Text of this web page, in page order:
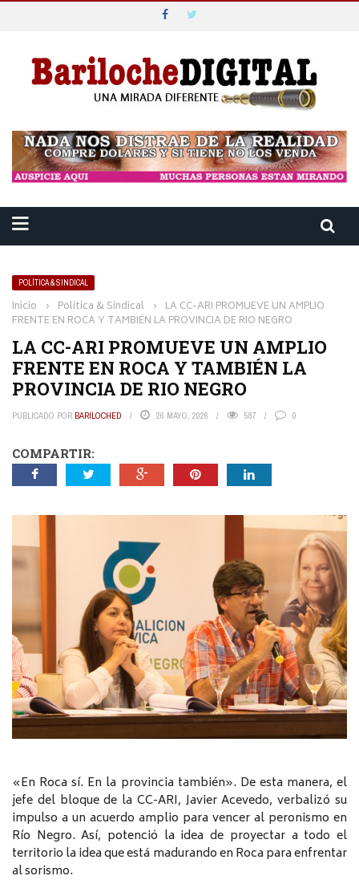
POLÍTICA & SINDICAL
Inicio › Política & Sindical › LA CC-ARI PROMUEVE UN AMPLIO
FRENTE EN ROCA Y TAMBIÉN LA PROVINCIA DE RIO NEGRO
LA CC-ARI PROMUEVE UN AMPLIO
FRENTE EN ROCA Y TAMBIÉN LA
PROVINCIA DE RIO NEGRO
PUBLICADO POR BARILOCHED 26 MAYO, 2026 587 0
COMPARTIR:
«En Roca sí. En la provincia también». De esta manera, el
jefe del bloque de la CC-ARI, Javier Acevedo, verbalizó su
impulso a un acuerdo amplio para vencer al peronismo en
Río Negro. Así, potenció la idea de proyectar a todo el
territorio la idea que está madurando en Roca para enfrentar
al sorismo.